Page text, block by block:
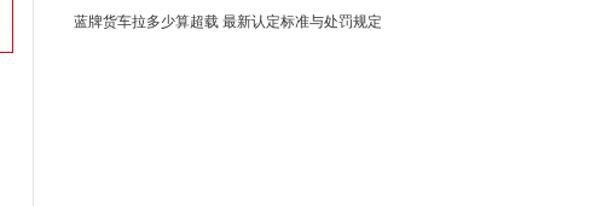
蓝牌货车拉多少算超载 最新认定标准与处罚规定